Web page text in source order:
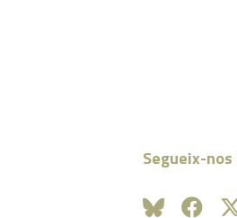
Segueix-nos